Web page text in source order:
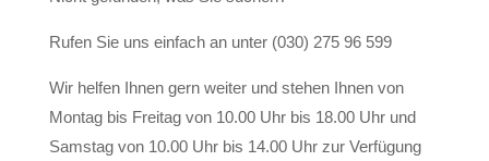
Rufen Sie uns einfach an unter (030) 275 96 599
Wir helfen Ihnen gern weiter und stehen Ihnen von
Montag bis Freitag von 10.00 Uhr bis 18.00 Uhr und
Samstag von 10.00 Uhr bis 14.00 Uhr zur Verfügung